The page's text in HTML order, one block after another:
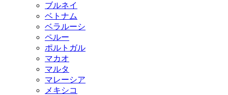
ブルネイ
ベトナム
ベラルーシ
ペルー
ポルトガル
マカオ
マルタ
マレーシア
メキシコ